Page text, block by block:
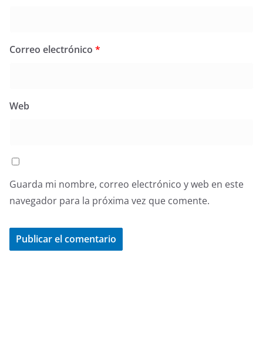
Correo electrónico *
Web
Guarda mi nombre, correo electrónico y web en este
navegador para la próxima vez que comente.